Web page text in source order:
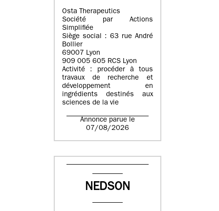
Osta Therapeutics
Société par Actions
Simplifiée
Siège social : 63 rue André
Bollier
69007 Lyon
909 005 605 RCS Lyon
Activité : procéder à tous
travaux de recherche et
développement en
ingrédients destinés aux
sciences de la vie
Annonce parue le
07/08/2026
NEDSON